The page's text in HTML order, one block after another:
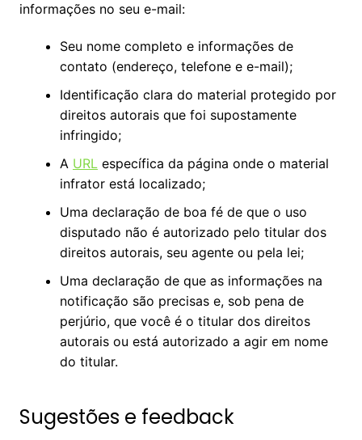
informações no seu e-mail:
Seu nome completo e informações de
contato (endereço, telefone e e-mail);
Identificação clara do material protegido por
direitos autorais que foi supostamente
infringido;
A URLespecífica da página onde o material
infrator está localizado;
Uma declaração de boa fé de que o uso
disputado não é autorizado pelo titular dos
direitos autorais, seu agente ou pela lei;
Uma declaração de que as informações na
notificação são precisas e, sob pena de
perjúrio, que você é o titular dos direitos
autorais ou está autorizado a agir em nome
do titular.
Sugestões e feedback